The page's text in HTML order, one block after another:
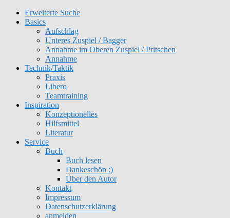
Erweiterte Suche
Basics
Aufschlag
Unteres Zuspiel / Bagger
Annahme im Oberen Zuspiel / Pritschen
Annahme
Technik/Taktik
Praxis
Libero
Teamtraining
Inspiration
Konzeptionelles
Hilfsmittel
Literatur
Service
Buch
Buch lesen
Dankeschön :)
Über den Autor
Kontakt
Impressum
Datenschutzerklärung
anmelden
Get 30% off your first purchase